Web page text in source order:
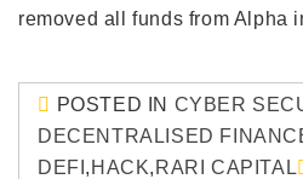
removed all funds from Alpha
POSTED IN CYBER
DECENTRALISED
DEFI , HACK, RARI CAPITAL